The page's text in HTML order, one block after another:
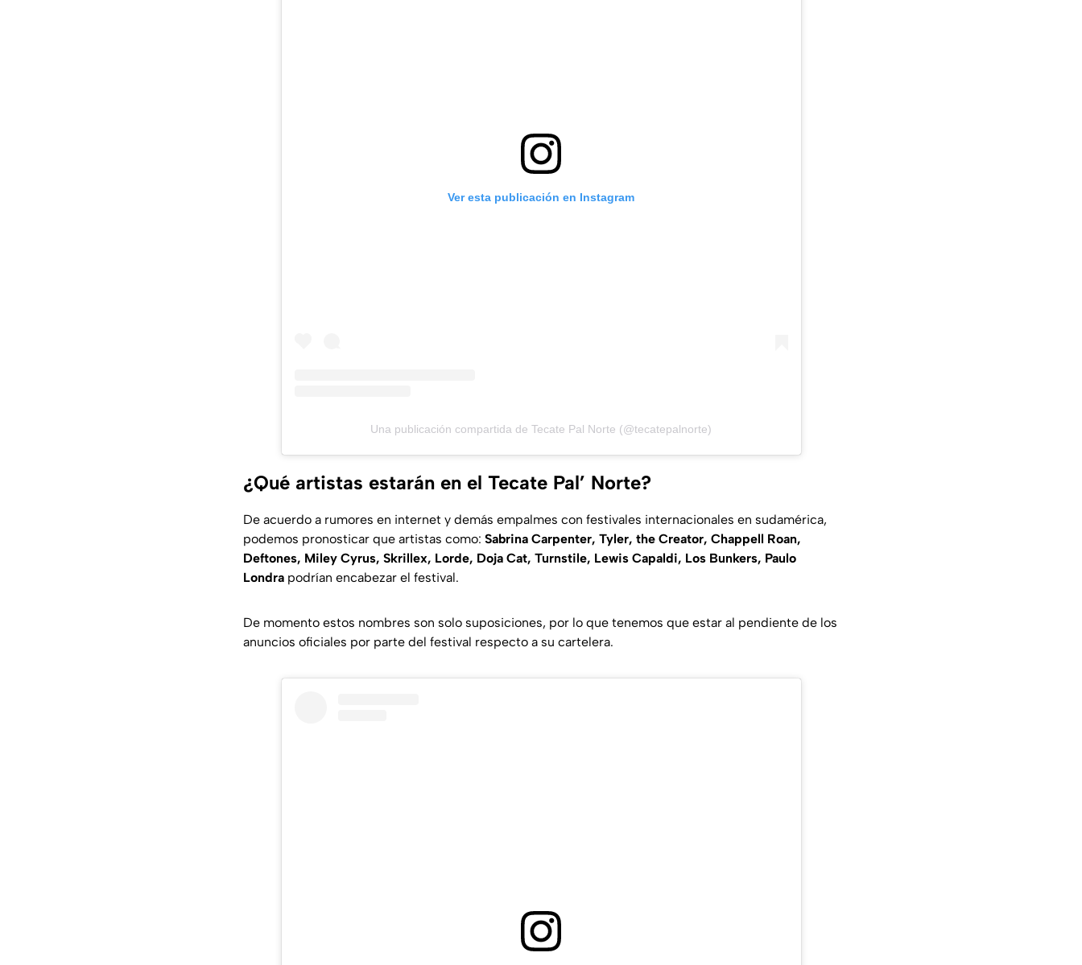
Ver esta publicación en Instagram
Una publicación compartida de Tecate Pal Norte (@tecatepalnorte)
¿Qué artistas estarán en el Tecate Pal’ Norte?
De acuerdo a rumores en internet y demás empalmes con festivales internacionales en sudamérica,
podemos pronosticar que artistas como: Sabrina Carpenter, Tyler, the Creator, Chappell Roan,
Deftones, Miley Cyrus, Skrillex, Lorde, Doja Cat, Turnstile, Lewis Capaldi, Los Bunkers, Paulo
Londra podrían encabezar el festival.
De momento estos nombres son solo suposiciones, por lo que tenemos que estar al pendiente de los
anuncios oficiales por parte del festival respecto a su cartelera.